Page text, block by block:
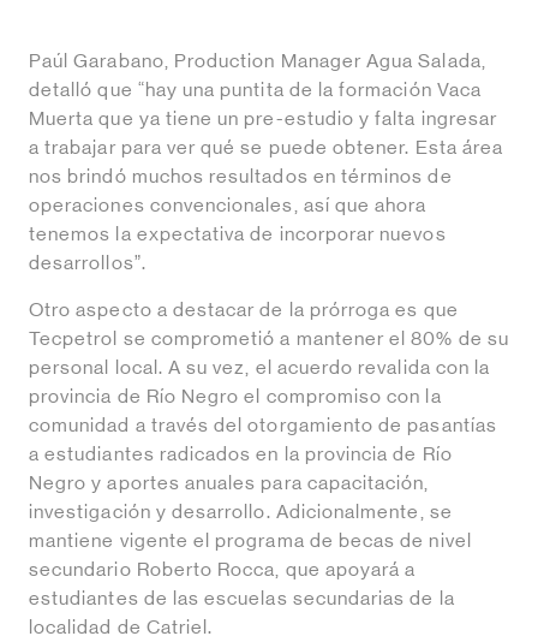
Paúl Garabano, Production Manager Agua Salada,
detalló que “hay una puntita de la formación Vaca
Muerta que ya tiene un pre-estudio y falta ingresar
a trabajar para ver qué se puede obtener. Esta área
nos brindó muchos resultados en términos de
operaciones convencionales, así que ahora
tenemos la expectativa de incorporar nuevos
desarrollos”.
Otro aspecto a destacar de la prórroga es que
Tecpetrol se comprometió a mantener el 80% de su
personal local. A su vez, el acuerdo revalida con la
provincia de Río Negro el compromiso con la
comunidad a través del otorgamiento de pasantías
a estudiantes radicados en la provincia de Río
Negro y aportes anuales para capacitación,
investigación y desarrollo. Adicionalmente, se
mantiene vigente el programa de becas de nivel
secundario Roberto Rocca, que apoyará a
estudiantes de las escuelas secundarias de la
localidad de Catriel.